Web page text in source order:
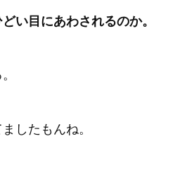
い目にあわされるのか。
したもんね。